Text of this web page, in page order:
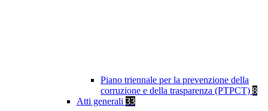
Piano triennale per la prevenzione della
corruzione e della trasparenza (PTPCT) 8
Atti generali 33